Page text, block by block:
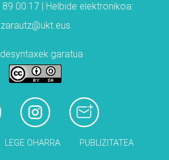
00 17 | Helbide elektronikoa:
zarautz@ukt.eus
garatua
LEGE OHARRA PUBLIZITATEA